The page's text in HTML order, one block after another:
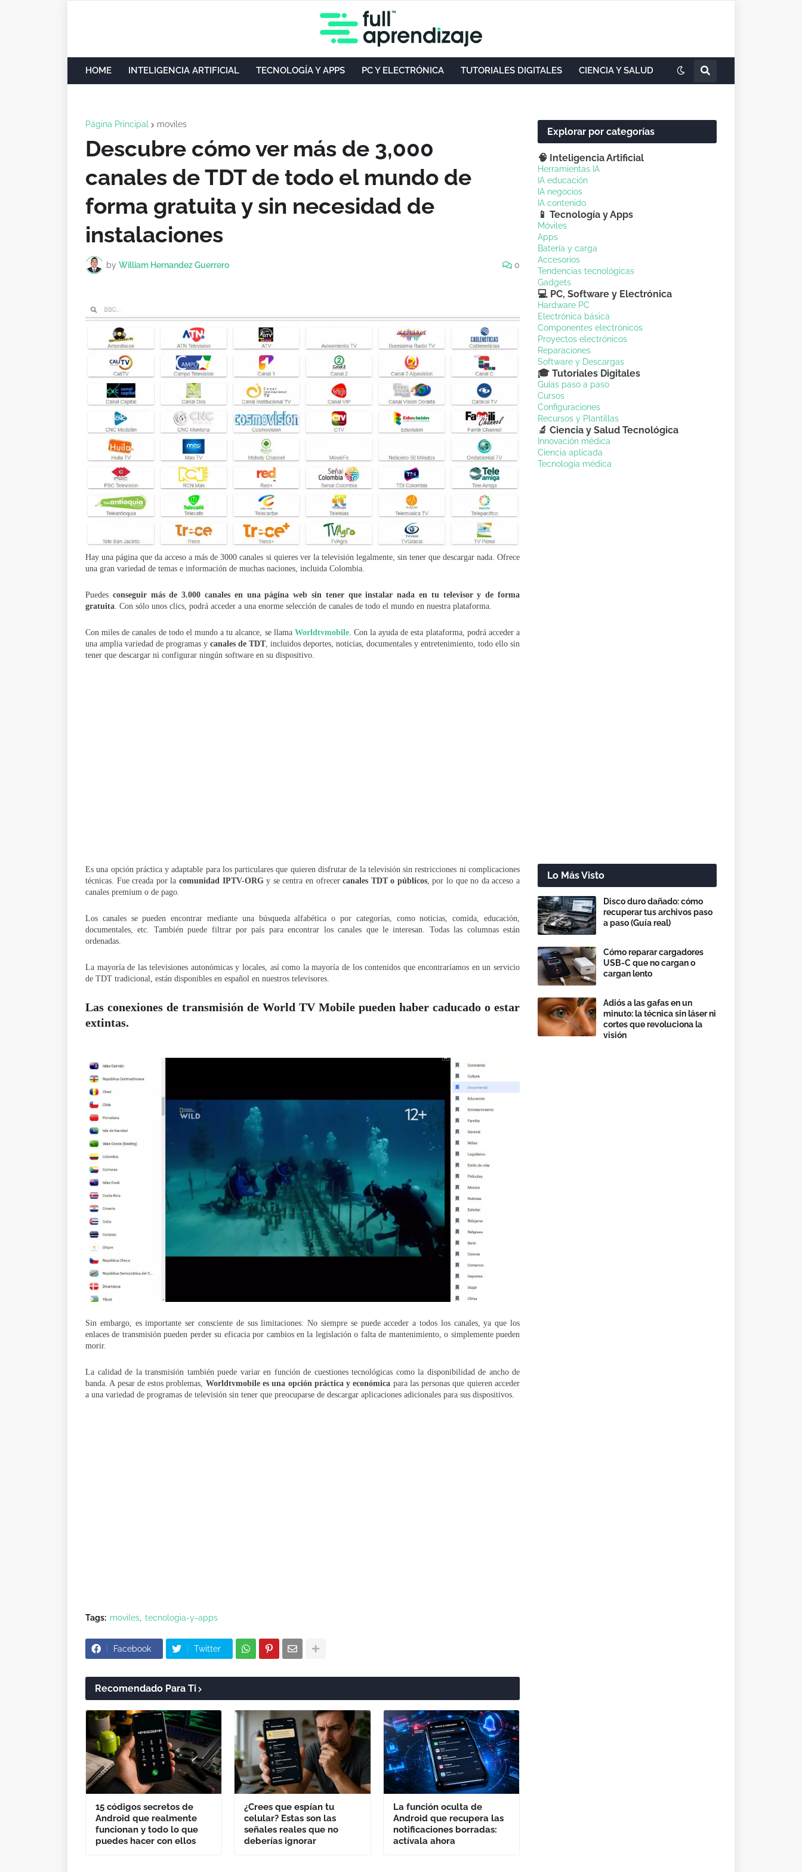
HOME INTELIGENCIA ARTIFICIAL TECNOLOGÍA Y APPS PC Y ELECTRÓNICA TUTORIALES DIGITALES CIENCIA Y SALUD
Página Principal moviles
Descubre cómo ver más de 3,000
canales de TDT de todo el mundo de
forma gratuita y sin necesidad de
instalaciones
by William Hernandez Guerrero 0
Hay una página que da acceso a más de 3000 canales si quieres ver la televisión legalmente, sin tener que descargar nada. Ofrece
una gran variedad de temas e información de muchas naciones, incluida Colombia.
Puedes conseguir más de 3.000 canales en una página web sin tener que instalar nada en tu televisor y de forma
gratuita . Con sólo unos clics, podrá acceder a una enorme selección de canales de todo el mundo en nuestra plataforma.
Con miles de canales de todo el mundo a tu alcance, se llama Worldtvmobile. Con la ayuda de esta plataforma, podrá acceder a
una amplia variedad de programas y canales de TDT, incluidos deportes, noticias, documentales y entretenimiento, todo ello sin
tener que descargar ni configurar ningún software en su dispositivo.
Es una opción práctica y adaptable para los particulares que quieren disfrutar de la televisión sin restricciones ni complicaciones
técnicas. Fue creada por la comunidad IPTV-ORGy se centra en ofrecercanales TDT o públicos, por lo que no da acceso a
canales premium o de pago.
Los canales se pueden encontrar mediante una búsqueda alfabética o por categorías, como noticias, comida, educación,
documentales, etc. También puede filtrar por país para encontrar los canales que le interesan. Todas las columnas están
ordenadas.
La mayoría de las televisiones autonómicas y locales, así como la mayoría de los contenidos que encontraríamos en un servicio
de TDT tradicional, están disponibles en español en nuestros televisores.
Las conexiones de transmisión de World TV Mobile pueden haber caducado o estar
extintas.
Sin embargo, es importante ser consciente de sus limitaciones: No siempre se puede acceder a todos los canales, ya que los
enlaces de transmisión pueden perder su eficacia por cambios en la legislación o falta de mantenimiento, o simplemente pueden
morir.
La calidad de la transmisión también puede variar en función de cuestiones tecnológicas como la disponibilidad de ancho de
banda. A pesar de estos problemas, Worldtvmobile es una opción práctica y económica para las personas que quieren acceder
a una variedad de programas de televisión sin tener que preocuparse de descargar aplicaciones adicionales para sus dispositivos.
Tags: moviles tecnologia-y-apps
Facebook Twitter
Recomendado Para Ti
15 códigos secretos de
Android que realmente
funcionan y todo lo que
puedes hacer con ellos
¿Crees que espían tu
celular? Estas son las
señales reales que no
deberías ignorar
La función oculta de
Android que recupera las
notificaciones borradas:
actívala ahora
Explorar por categorías
🧠 Inteligencia Artificial
Herramientas IA
IA educación
IA negocios
IA contenido
📱 Tecnología y Apps
Móviles
Apps
Batería y carga
Accesorios
Tendencias tecnológicas
Gadgets
💻 PC, Software y Electrónica
Hardware PC
Electrónica básica
Componentes electrónicos
Proyectos electrónicos
Reparaciones
Software y Descargas
🎓 Tutoriales Digitales
Guías paso a paso
Cursos
Configuraciones
Recursos y Plantillas
🔬 Ciencia y Salud Tecnológica
Innovación médica
Ciencia aplicada
Tecnología médica
Lo Más Visto
Disco duro dañado: cómo
recuperar tus archivos paso
a paso (Guía real)
Cómo reparar cargadores
USB-C que no cargan o
cargan lento
Adiós a las gafas en un
minuto: la técnica sin láser ni
cortes que revoluciona la
visión